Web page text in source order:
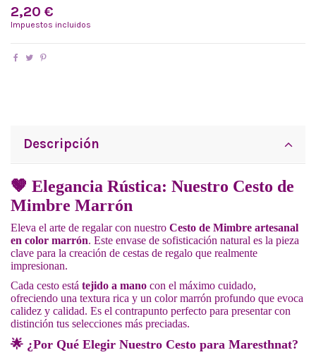
2,20 €
Impuestos incluidos
Descripción
🤎 Elegancia Rústica: Nuestro Cesto de
Mimbre Marrón
Eleva el arte de regalar con nuestro Cesto de Mimbre artesanal
en color marrón. Este envase de sofisticación natural es la pieza
clave para la creación de cestas de regalo que realmente
impresionan.
Cada cesto está tejido a mano con el máximo cuidado,
ofreciendo una textura rica y un color marrón profundo que evoca
calidez y calidad. Es el contrapunto perfecto para presentar con
distinción tus selecciones más preciadas.
🌟 ¿Por Qué Elegir Nuestro Cesto para Maresthnat?